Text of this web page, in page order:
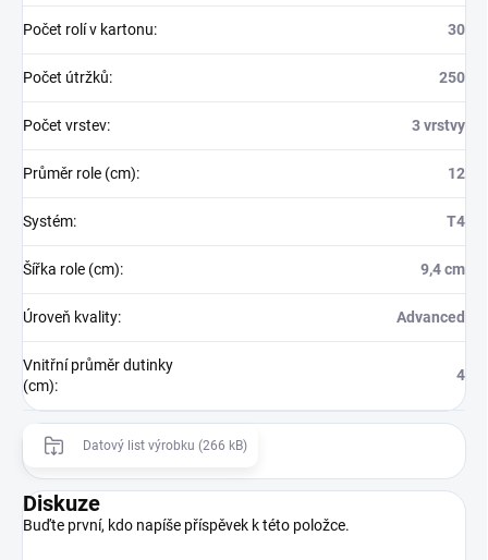
Počet rolí v kartonu: 30
Počet útržků: 250
Počet vrstev: 3 vrstvy
Průměr role (cm): 12
Systém: T4
Šířka role (cm): 9,4 cm
Úroveň kvality: Advanced
Vnitřní průměr dutinky
(cm):
4
Datový list výrobku (266 kB)
Diskuze
Buďte první, kdo napíše příspěvek k této položce.